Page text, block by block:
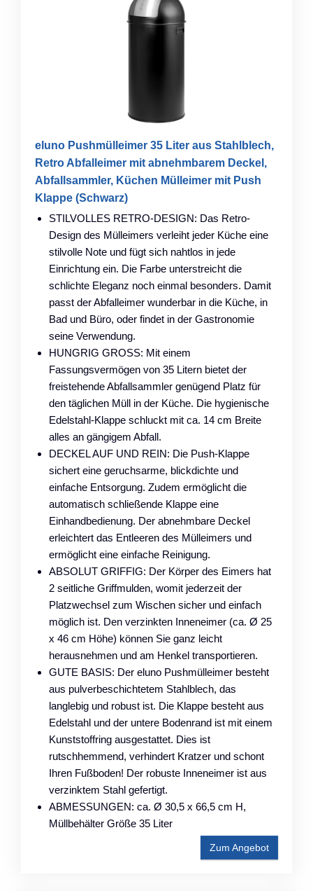
eluno Pushmülleimer 35 Liter aus Stahlblech,
Retro Abfalleimer mit abnehmbarem Deckel,
Abfallsammler, Küchen Mülleimer mit Push
Klappe (Schwarz)
STILVOLLES RETRO-DESIGN: Das Retro-
Design des Mülleimers verleiht jeder Küche eine
stilvolle Note und fügt sich nahtlos in jede
Einrichtung ein. Die Farbe unterstreicht die
schlichte Eleganz noch einmal besonders. Damit
passt der Abfalleimer wunderbar in die Küche, in
Bad und Büro, oder findet in der Gastronomie
seine Verwendung.
HUNGRIG GROSS: Mit einem
Fassungsvermögen von 35 Litern bietet der
freistehende Abfallsammler genügend Platz für
den täglichen Müll in der Küche. Die hygienische
Edelstahl-Klappe schluckt mit ca. 14 cm Breite
alles an gängigem Abfall.
DECKEL AUF UND REIN: Die Push-Klappe
sichert eine geruchsarme, blickdichte und
einfache Entsorgung. Zudem ermöglicht die
automatisch schließende Klappe eine
Einhandbedienung. Der abnehmbare Deckel
erleichtert das Entleeren des Mülleimers und
ermöglicht eine einfache Reinigung.
ABSOLUT GRIFFIG: Der Körper des Eimers hat
2 seitliche Griffmulden, womit jederzeit der
Platzwechsel zum Wischen sicher und einfach
möglich ist. Den verzinkten Inneneimer (ca. Ø 25
x 46 cm Höhe) können Sie ganz leicht
herausnehmen und am Henkel transportieren.
GUTE BASIS: Der eluno Pushmülleimer besteht
aus pulverbeschichtetem Stahlblech, das
langlebig und robust ist. Die Klappe besteht aus
Edelstahl und der untere Bodenrand ist mit einem
Kunststoffring ausgestattet. Dies ist
rutschhemmend, verhindert Kratzer und schont
Ihren Fußboden! Der robuste Inneneimer ist aus
verzinktem Stahl gefertigt.
ABMESSUNGEN: ca. Ø 30,5 x 66,5 cm H,
Müllbehälter Größe 35 Liter
Zum Angebot